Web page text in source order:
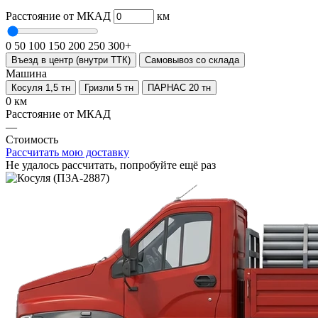
Расстояние от МКАД км
0 50 100 150 200 250 300+
Въезд в центр (внутри ТТК) Самовывоз со склада
Машина
Косуля 1,5 тн Гризли 5 тн ПАРНАС 20 тн
0 км
Расстояние от МКАД
—
Стоимость
Рассчитать мою доставку
Не удалось рассчитать, попробуйте ещё раз